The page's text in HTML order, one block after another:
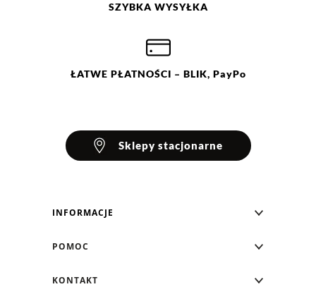
SZYBKA WYSYŁKA
ŁATWE PŁATNOŚCI – BLIK, PayPo
Sklepy stacjonarne
INFORMACJE
Klub Greenpoint
POMOC
KONTAKT